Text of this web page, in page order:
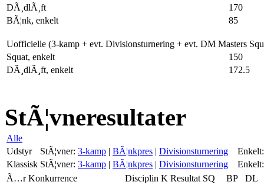
DÃ¸dlÃ¸ft
170
BÃ¦nk, enkelt
85
Uofficielle (3-kamp + evt. Divisionsturnering + evt. DM Masters
Squat, enkelt
150
DÃ¸dlÃ¸ft, enkelt
172.5
StÃ¦vneresultater
Alle
Udstyr
StÃ¦vner: 3-kamp | BÃ¦nkpres | Divisionsturnering
Enkelt:
Klassisk StÃ¦vner: 3-kamp | BÃ¦nkpres | Divisionsturnering
Enkelt:
Ã…r Konkurrence Disciplin K Resultat SQ BP
DL